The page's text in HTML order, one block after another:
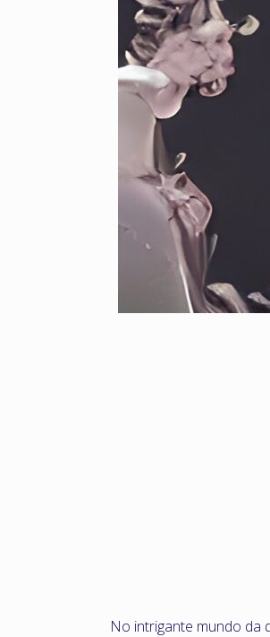
No intrigante mundo da